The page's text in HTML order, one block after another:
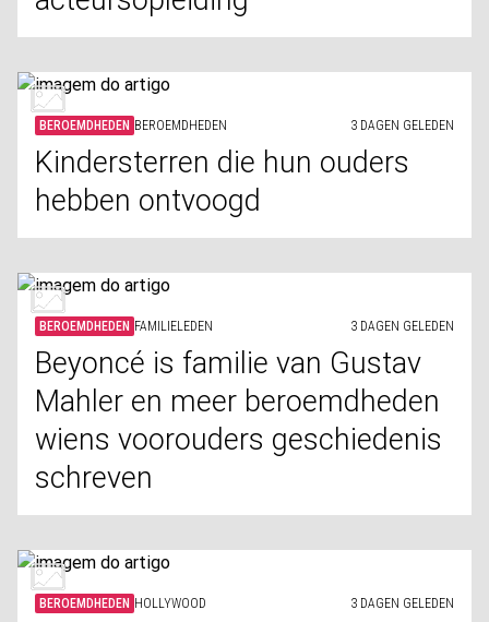
BEROEMDHEDEN BEROEMDHEDEN 3 DAGEN GELEDEN
Kindersterren die hun ouders
hebben ontvoogd
BEROEMDHEDEN FAMILIELEDEN 3 DAGEN GELEDEN
Beyoncé is familie van Gustav
Mahler en meer beroemdheden
wiens voorouders geschiedenis
schreven
BEROEMDHEDEN HOLLYWOOD 3 DAGEN GELEDEN